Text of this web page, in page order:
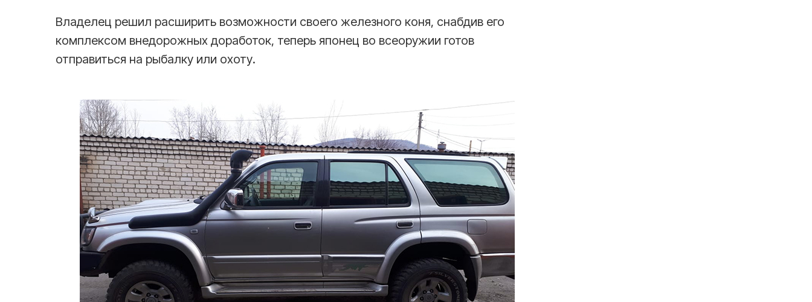
Владелец решил расширить возможности своего железного коня, снабдив его
комплексом внедорожных доработок, теперь японец во всеоружии готов
отправиться на рыбалку или охоту.